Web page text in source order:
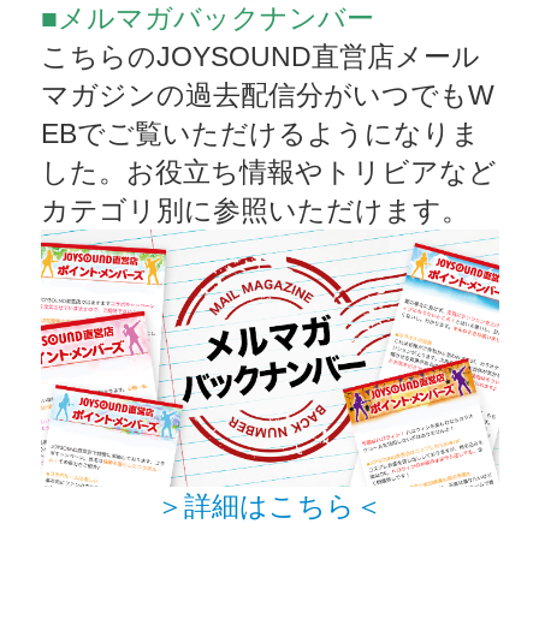
■メルマガバックナンバー
こちらのJOYSOUND直営店メール
マガジンの過去配信分がいつでもW
EBでご覧いただけるようになりま
した。お役立ち情報やトリビアなど
カテゴリ別に参照いただけます。
＞詳細はこちら＜